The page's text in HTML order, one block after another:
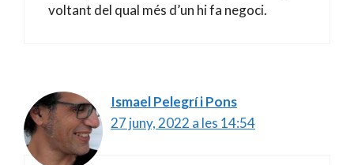
voltant del qual més d’un hi fa negoci.
Ismael Pelegrí i Pons
27 juny, 2022 a les 14:54